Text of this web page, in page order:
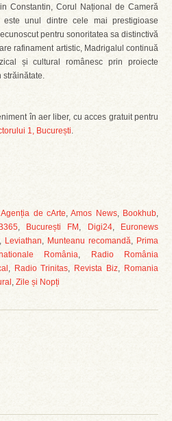
Constantin, Corul Național de Cameră
este unul dintre cele mai prestigioase
pentru sonoritatea sa distinctivă
rafinament artistic, Madrigalul continuă
și cultural românesc prin proiecte
străinătate.
în aer liber, cu acces gratuit pentru
1, București.
Agenția de cArte,Amos News, Bookhub,
B365, București FM , Digi24,
Euronews
, Leviathan, Munteanu recomandă, Prima
România,
Radio România
, Radio Trinitas, Revista Biz, Romania
, Zile și Nopți